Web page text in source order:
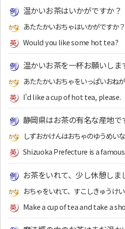
温かいお茶はいかがですか？
あたたかいおちゃはいかがですか？
Would you like some hot tea?
温かいお茶を一杯お願いしま
あたたかいおちゃをいっぱいおねが
I’d like a cup of hot tea, please.
静岡県はお茶の有名な産地で
しずおかけんはおちゃのゆうめいな
Shizuoka Prefecture is a
お茶をいれて、少し休憩しま
おちゃをいれて、すこしきゅうけい
Make a cup of tea and take a